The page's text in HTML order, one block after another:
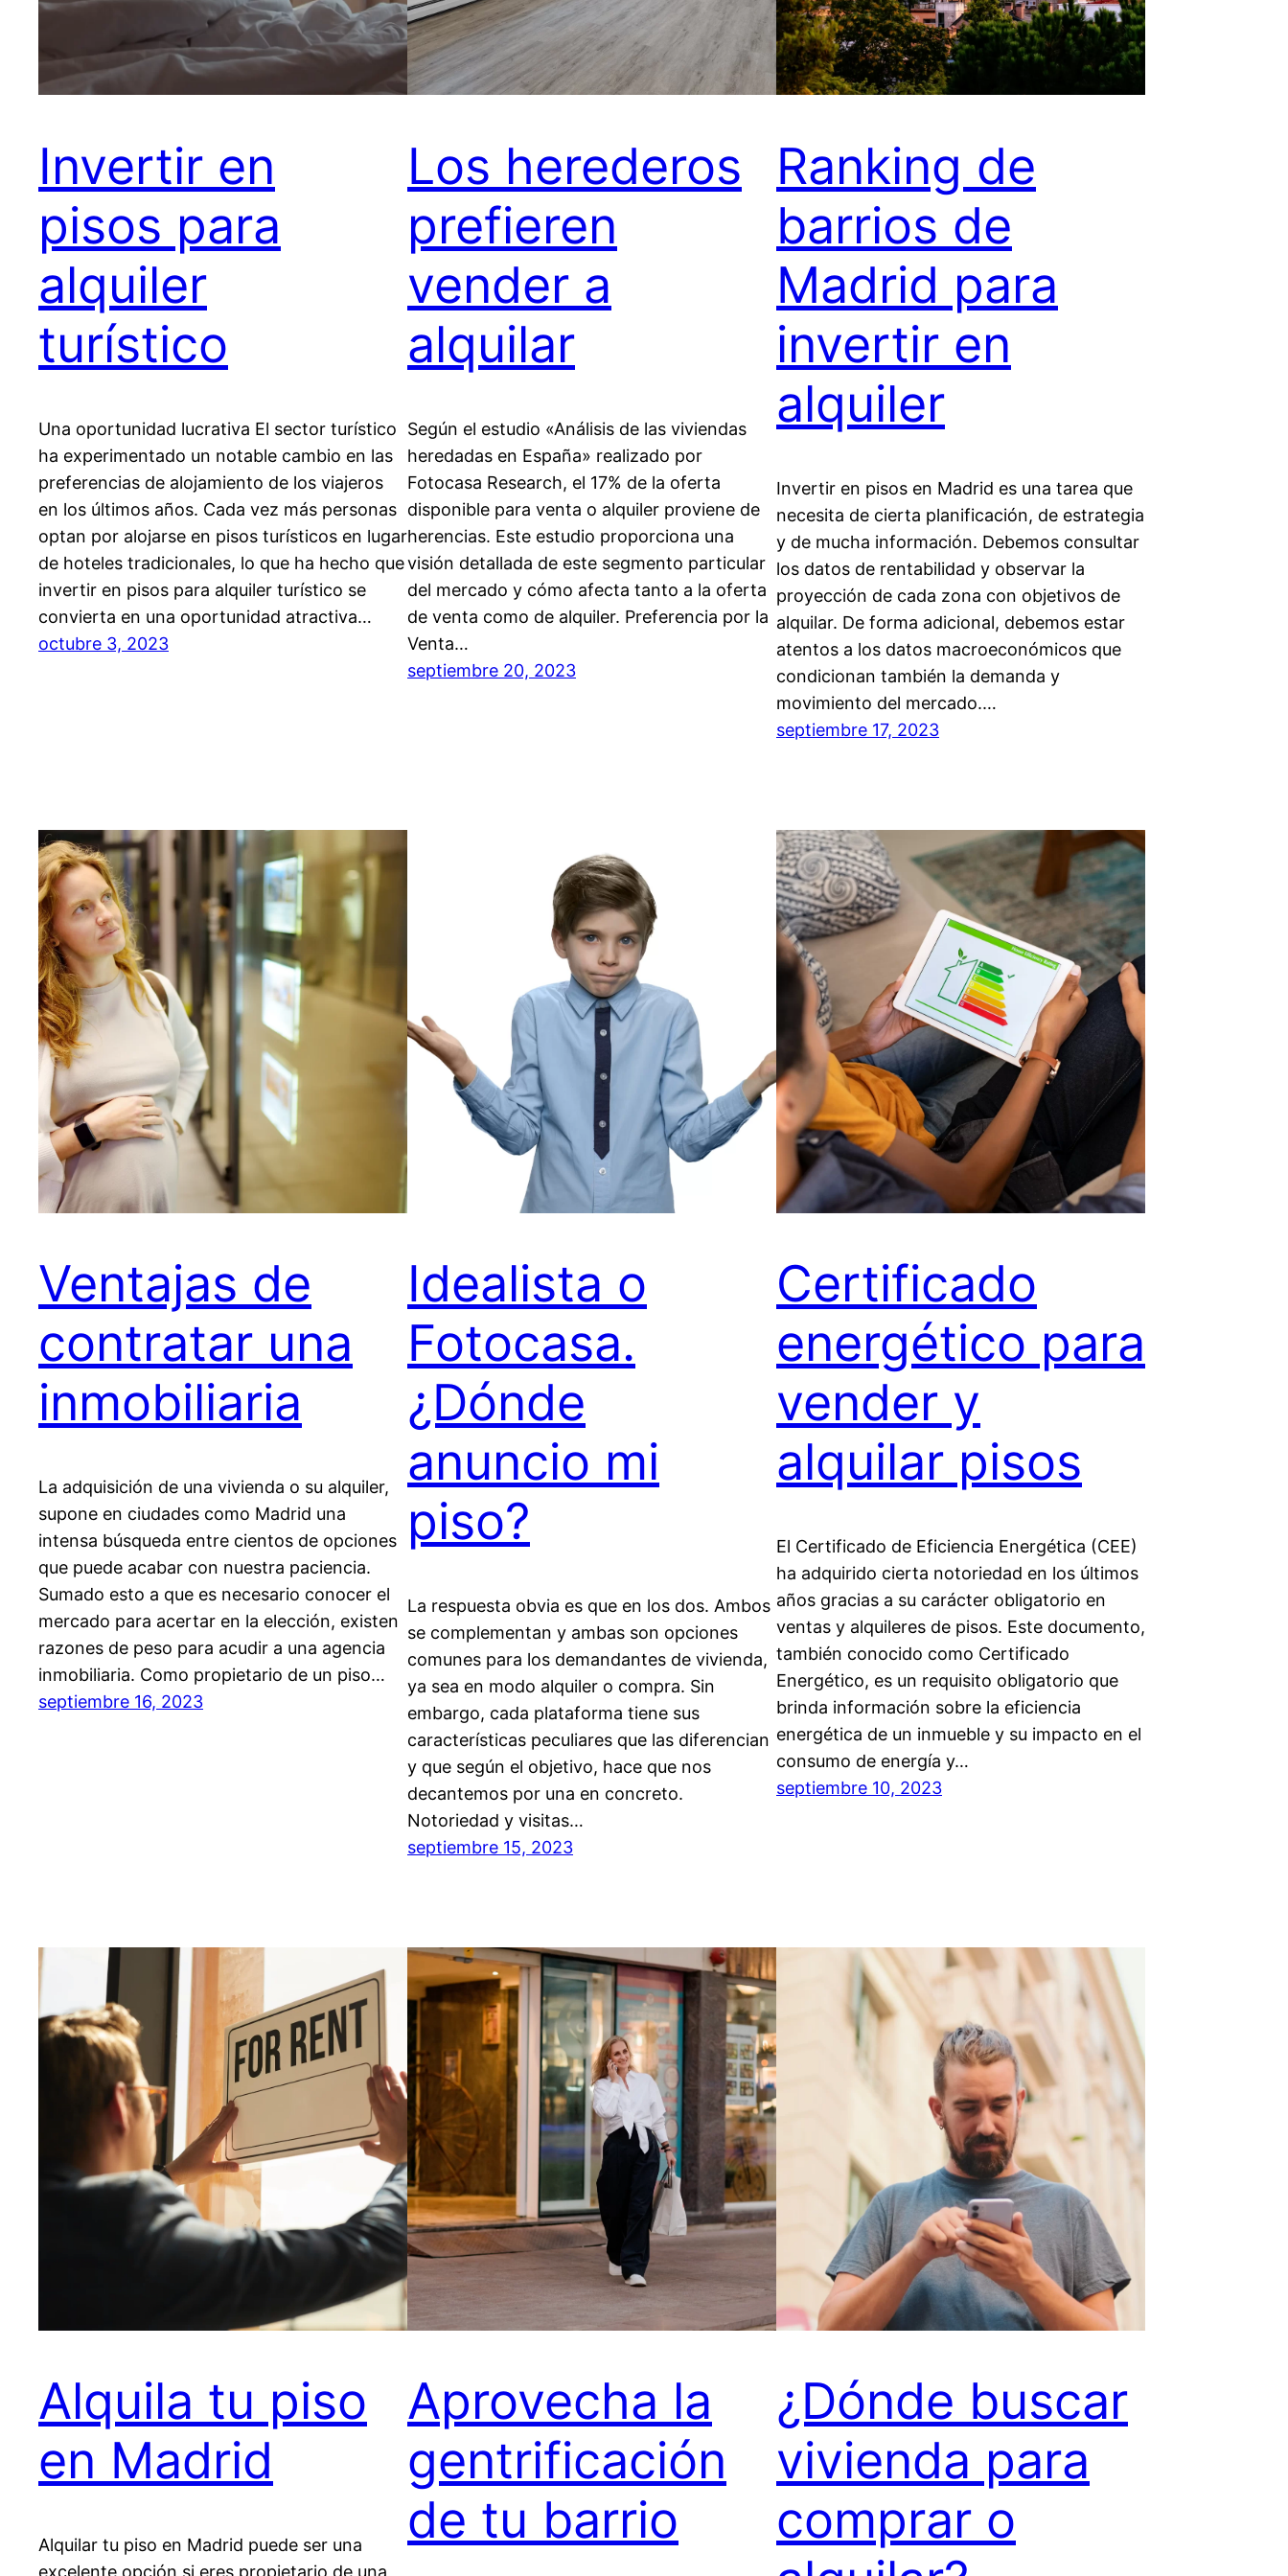
Invertir en
pisos para
alquiler
turístico
Una oportunidad lucrativa El sector turístico
ha experimentado un notable cambio en las
preferencias de alojamiento de los viajeros
en los últimos años. Cada vez más personas
optan por alojarse en pisos turísticos en lugar
de hoteles tradicionales, lo que ha hecho que
invertir en pisos para alquiler turístico se
convierta en una oportunidad atractiva…
octubre 3, 2023
Los herederos
prefieren
vender a
alquilar
Según el estudio «Análisis de las viviendas
heredadas en España» realizado por
Fotocasa Research, el 17% de la oferta
disponible para venta o alquiler proviene de
herencias. Este estudio proporciona una
visión detallada de este segmento particular
del mercado y cómo afecta tanto a la oferta
de venta como de alquiler. Preferencia por la
Venta…
septiembre 20, 2023
Ranking de
barrios de
Madrid para
invertir en
alquiler
Invertir en pisos en Madrid es una tarea que
necesita de cierta planificación, de estrategia
y de mucha información. Debemos consultar
los datos de rentabilidad y observar la
proyección de cada zona con objetivos de
alquilar. De forma adicional, debemos estar
atentos a los datos macroeconómicos que
condicionan también la demanda y
movimiento del mercado.…
septiembre 17, 2023
Ventajas de
contratar una
inmobiliaria
La adquisición de una vivienda o su alquiler,
supone en ciudades como Madrid una
intensa búsqueda entre cientos de opciones
que puede acabar con nuestra paciencia.
Sumado esto a que es necesario conocer el
mercado para acertar en la elección, existen
razones de peso para acudir a una agencia
inmobiliaria. Como propietario de un piso…
septiembre 16, 2023
Idealista o
Fotocasa.
¿Dónde
anuncio mi
piso?
La respuesta obvia es que en los dos. Ambos
se complementan y ambas son opciones
comunes para los demandantes de vivienda,
ya sea en modo alquiler o compra. Sin
embargo, cada plataforma tiene sus
características peculiares que las diferencian
y que según el objetivo, hace que nos
decantemos por una en concreto.
Notoriedad y visitas…
septiembre 15, 2023
Certificado
energético para
vender y
alquilar pisos
El Certificado de Eficiencia Energética (CEE)
ha adquirido cierta notoriedad en los últimos
años gracias a su carácter obligatorio en
ventas y alquileres de pisos. Este documento,
también conocido como Certificado
Energético, es un requisito obligatorio que
brinda información sobre la eficiencia
energética de un inmueble y su impacto en el
consumo de energía y…
septiembre 10, 2023
Alquila tu piso
en Madrid
Alquilar tu piso en Madrid puede ser una
Aprovecha la
gentrificación
de tu barrio
¿Dónde buscar
vivienda para
comprar o